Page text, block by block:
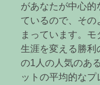
があなたが中心的
ているので、そ
まっています。モ
生涯を変える勝利
の1人の人気のあ
ットの平均的な